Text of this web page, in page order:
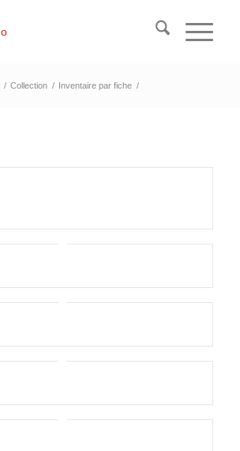
/ Collection / Inventaire par fiche /